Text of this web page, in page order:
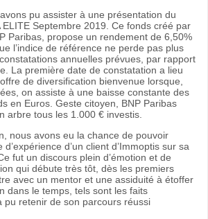
pu assister à une présentation du
Septembre 2019. Ce fonds créé par
Paribas, propose un rendement de 6,50%
l’indice de référence ne perde pas plus
annuelles prévues, par rapport
La première date de constatation a lieu
de diversification bienvenue lorsque,
on assiste à une baisse constante des
en Euros. Geste citoyen, BNP Paribas
arbre tous les 1.000 € investis.
nous avons eu la chance de pouvoir
d’un client d’Immoptis sur sa
fut un discours plein d’émotion et de
qui débute très tôt, dès les premiers
avec un mentor et une assiduité à étoffer
dans le temps, tels sont les faits
pu retenir de son parcours réussi